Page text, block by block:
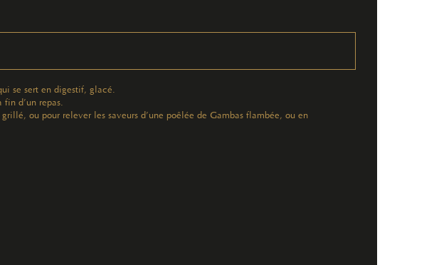
se sert en digestif, glacé.
fin d’un repas.
ou pour relever les saveurs d’une poêlée de Gambas flambée, ou en